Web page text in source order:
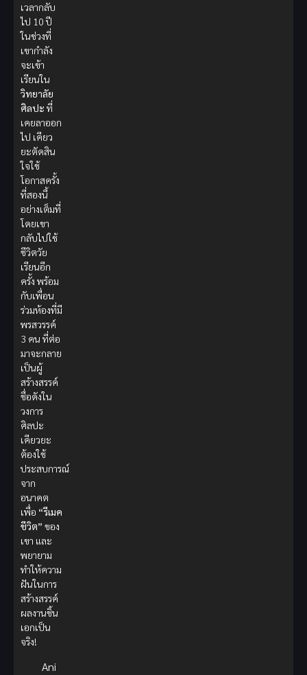
เวลากลับ
ไป 10 ปี
ในช่วงที่
เขากำลัง
จะเข้า
เรียนใน
วิทยาลัย
ศิลปะ ที่
เคยลาออก
ไป เคียว
ยะตัดสิน
ใจใช้
โอกาสครั้ง
ที่สองนี้
อย่างเต็มที่
โดยเขา
กลับไปใช้
ชีวิตวัย
เรียนอีก
ครั้ง พร้อม
กับเพื่อน
ร่วมห้องที่มี
พรสวรรค์
3 คน ที่ต่อ
มาจะกลาย
เป็นผู้
สร้างสรรค์
ชื่อดังใน
วงการ
ศิลปะ
เคียวยะ
ต้องใช้
ประสบการณ์
จาก
อนาคต
เพื่อ “รีเมค
ชีวิต” ของ
เขา และ
พยายาม
ทำให้ความ
ฝันในการ
สร้างสรรค์
ผลงานชิ้น
เอกเป็น
จริง!
Ani